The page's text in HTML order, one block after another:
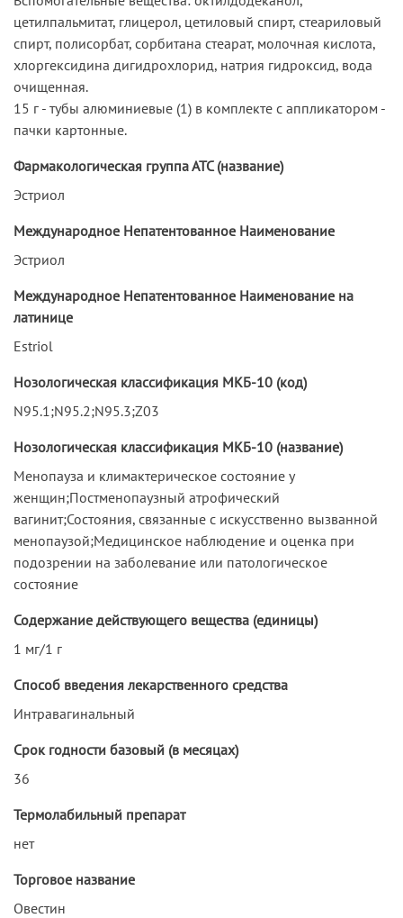
цетилпальмитат, глицерол, цетиловый спирт, стеариловый
спирт, полисорбат, сорбитана стеарат, молочная кислота,
хлоргексидина дигидрохлорид, натрия гидроксид, вода
очищенная.
15 г - тубы алюминиевые (1) в комплекте с аппликатором -
пачки картонные.
Фармакологическая группа АТС (название)
Эстриол
Международное Непатентованное Наименование
Эстриол
Международное Непатентованное Наименование на
латинице
Estriol
Нозологическая классификация МКБ-10 (код)
N95.1;N95.2;N95.3;Z03
Нозологическая классификация МКБ-10 (название)
Менопауза и климактерическое состояние у
женщин;Постменопаузный атрофический
вагинит;Состояния, связанные с искусственно вызванной
менопаузой;Медицинское наблюдение и оценка при
подозрении на заболевание или патологическое
состояние
Содержание действующего вещества (единицы)
1 мг/1 г
Способ введения лекарственного средства
Интравагинальный
Срок годности базовый (в месяцах)
36
Термолабильный препарат
нет
Торговое название
Овестин